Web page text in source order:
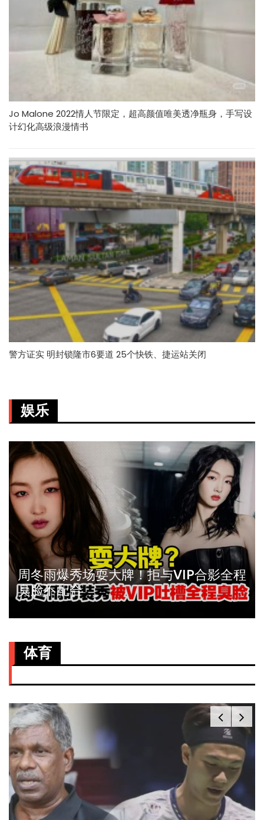
Jo Malone 2022情人节限定，超高颜值唯美透净瓶身，手写设
计幻化高级浪漫情书
警方证实 明封锁隆市6要道 25个快铁、捷运站关闭
娱乐
周冬雨爆秀场耍大牌！拒与VIP合影全程
臭脸不配合
体育